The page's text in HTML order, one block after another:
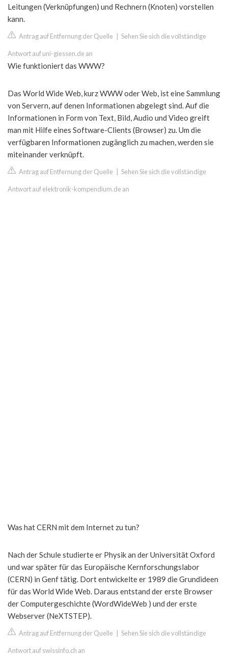
Leitungen (Verknüpfungen) und Rechnern (Knoten) vorstellen
kann.
Antrag auf Entfernung der Quelle Sehen Sie sich die vollständige
Antwort auf uni-giessen.de an
Wie funktioniert das WWW?
Das World Wide Web, kurz WWW oder Web, ist eine Sammlung
von Servern, auf denen Informationen abgelegt sind. Auf die
Informationen in Form von Text, Bild, Audio und Video greift
man mit Hilfe eines Software-Clients (Browser) zu. Um die
verfügbaren Informationen zugänglich zu machen, werden sie
miteinander verknüpft.
Antrag auf Entfernung der Quelle Sehen Sie sich die vollständige
Antwort auf elektronik-kompendium.de an
Was hat CERN mit dem Internet zu tun?
Nach der Schule studierte er Physik an der Universität Oxford
und war später für das Europäische Kernforschungslabor
(CERN) in Genf tätig. Dort entwickelte er 1989 die Grundideen
für das World Wide Web. Daraus entstand der erste Browser
der Computergeschichte (WordWideWeb ) und der erste
Webserver (NeXTSTEP).
Antrag auf Entfernung der Quelle Sehen Sie sich die vollständige
Antwort auf swissinfo.ch an